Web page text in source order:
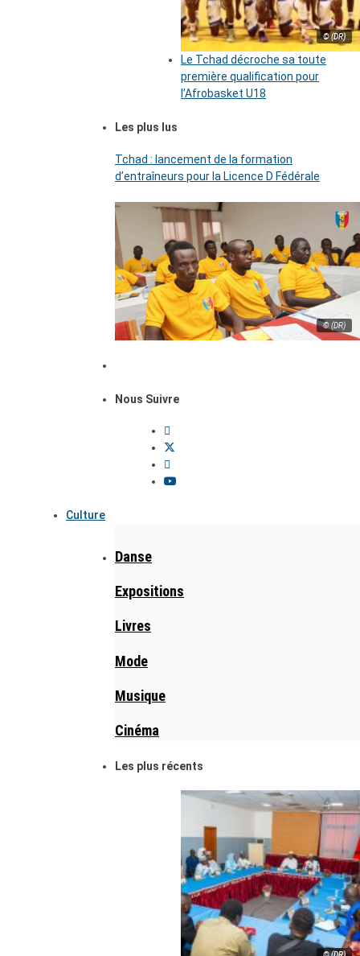
© (DR)
Le Tchad décroche sa toute
première qualification pour
l’Afrobasket U18
Les plus lus
Tchad : lancement de la formation
d’entraîneurs pour la Licence D Fédérale
© (DR)
Nous Suivre
Culture
Danse
Expositions
Livres
Mode
Musique
Cinéma
Les plus récents